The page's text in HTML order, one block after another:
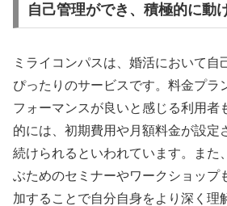
自己管理ができ、積極的に動
ミライコンパスは、婚活において自
ぴったりのサービスです。料金プラ
フォーマンスが良いと感じる利用者
的には、初期費用や月額料金が設定
続けられるといわれています。また
ぶためのセミナーやワークショップ
加することで自分自身をより深く理